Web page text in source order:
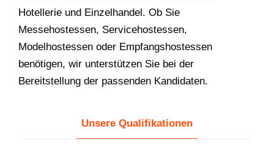
Hotellerie und Einzelhandel. Ob Sie
Messehostessen, Servicehostessen,
Modelhostessen oder Empfangshostessen
benötigen, wir unterstützen Sie bei der
Bereitstellung der passenden Kandidaten.
Unsere Qualifikationen